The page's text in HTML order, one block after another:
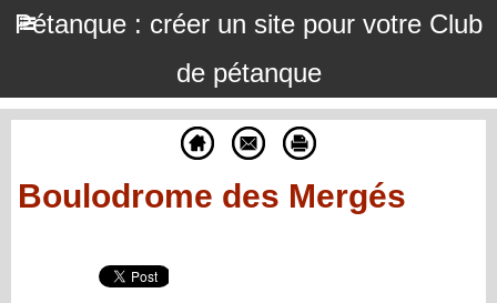
Pétanque : créer un site pour votre Club
de pétanque
Boulodrome des Mergés